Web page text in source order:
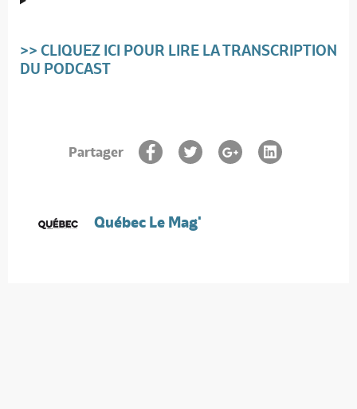
>> CLIQUEZ ICI POUR LIRE LA TRANSCRIPTION
DU PODCAST
Partager
Québec Le Mag'